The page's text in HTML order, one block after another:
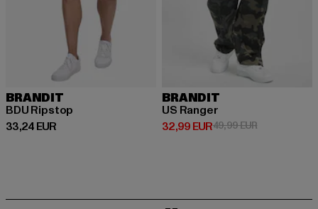
BRANDIT
BDU Ripstop
33,24 EUR
Ajankohtainen hinta: 33,24 EUR
BRANDIT
US Ranger
32,99 EUR
Ajankohtainen hinta: 32,99 EUR
49,99 EUR